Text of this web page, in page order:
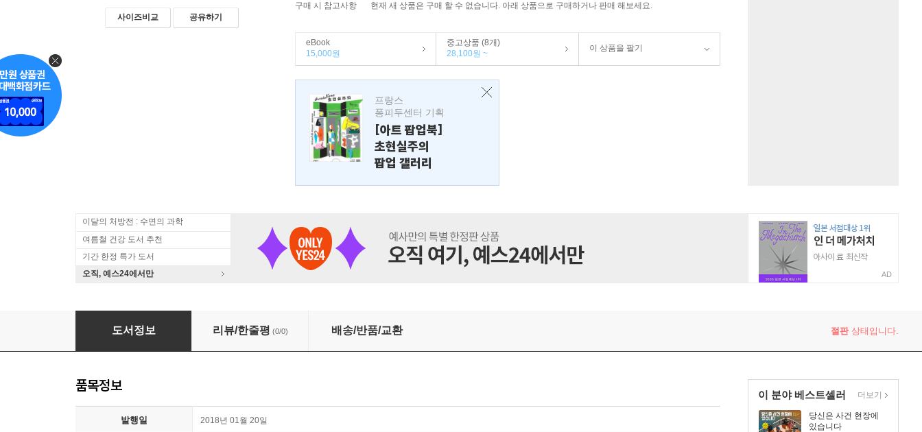
사이즈비교 공유하기
구매 시 참고사항 현재 새 상품은 구매 할 수 없습니다. 아래 상품으로 구매하거나 판매 해보세요.
eBook
15,000원
중고상품 (8개)
28,100원 ~
이 상품을 팔기
프랑스
퐁피두센터 기획
[아트 팝업북]
초현실주의
팝업 갤러리
이달의 처방전 : 수면의 과학
여름철 건강 도서 추천
기간 한정 특가 도서
오직, 예스24에서만
AD
카레이싱의 기초
도서정보 리뷰/한줄평 (0/0) 배송/반품/교환 절판상태입니다.
이 분야 베스트셀러
당신은 사건 현장에
있습니다
더보기
품목정보
발행일 2018년 01월 20일